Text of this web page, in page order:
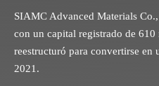
SIAMC Advanced Materials
con un capital registrado de
reestructuró para convertirse en
2021.